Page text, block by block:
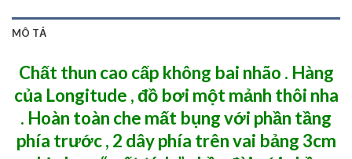
MÔ TẢ
Chất thun cao cấp không bai nhão . Hàng
của Longitude , đồ bơi một mảnh thôi nha
. Hoàn toàn che mất bụng với phần tầng
phía trước , 2 dây phía trên vai bảng 3cm